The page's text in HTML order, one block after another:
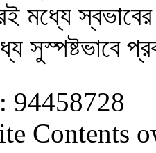
মধ্যে
সুস্পষ্টভাবে
94458728
Contents